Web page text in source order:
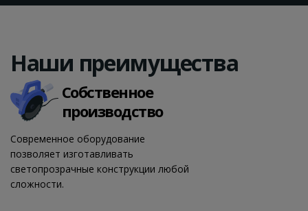
Наши преи­му­щест­ва
Собственное
производство
Современное оборудование
позволяет изготавливать
светопрозрачные конструкции любой
сложности.